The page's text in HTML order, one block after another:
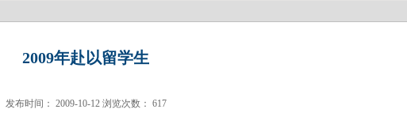
2009年赴以留学生
发布时间： 2009-10-12 浏览次数： 617